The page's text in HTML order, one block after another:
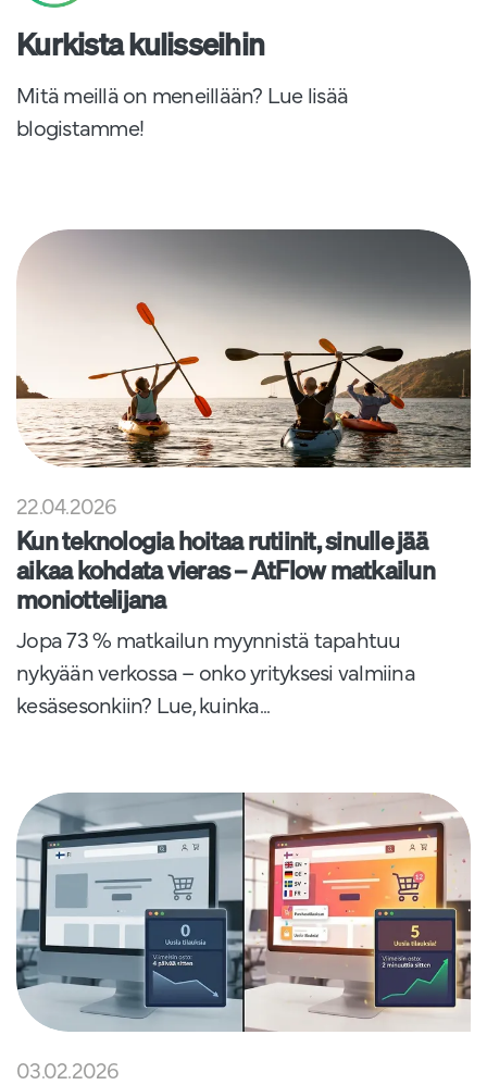
Kurkista kulisseihin
Mitä meillä on meneillään? Lue lisää
blogistamme!
22.04.2026
Kun teknologia hoitaa rutiinit, sinulle jää
aikaa kohdata vieras – AtFlow matkailun
moniottelijana
Jopa 73 % matkailun myynnistä tapahtuu
nykyään verkossa – onko yrityksesi valmiina
kesäsesonkiin? Lue, kuinka...
03.02.2026